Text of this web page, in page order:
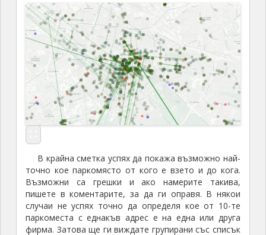
В крайна сметка успях да покажа възможно най-
точно кое паркомясто от кого е взето и до кога.
Възможни са грешки и ако намерите такива,
пишете в коментарите, за да ги оправя. В някои
случаи не успях точно да определя кое от 10-те
паркоместа с еднакъв адрес е на една или друга
фирма. Затова ще ги виждате групирани със списък